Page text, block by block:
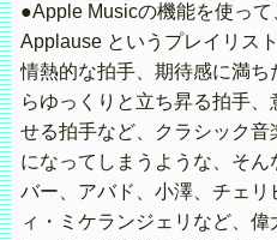
●Apple Musicの機能を使って
Applause というプレイリス
情熱的な拍手、期待感に満ち
らゆっくりと立ち昇る拍手、
せる拍手など、クラシック
になってしまうような、そ
バー、アバド、小澤、チェ
ィ・ミケランジェリなど、